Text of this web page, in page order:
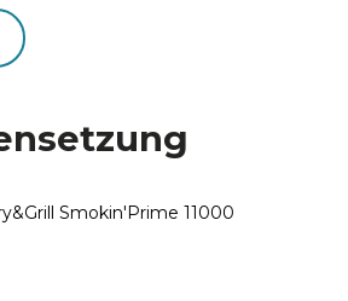
Smokin'Prime 11000